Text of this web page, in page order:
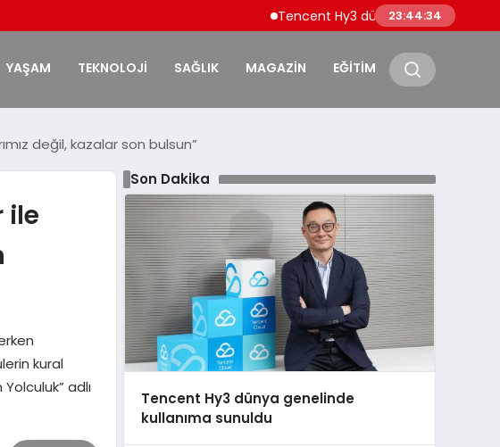
Tencent Hy3 dünya genelinde kullanıma
23:44:36
YAŞAM TEKNOLOJİ SAĞLIK MAGAZİN EĞİTİM
değil, kazalar son bulsun”
ile
kural
adlı
Son Dakika
Tencent Hy3 dünya genelinde
kullanıma sunuldu